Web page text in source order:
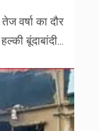
वर्षा का दौर
बूंदाबांदी...